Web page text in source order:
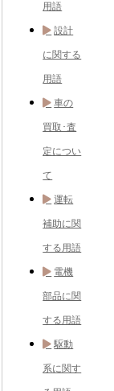
用語
設計
に関する
用語
車の
買取･査
定につい
て
運転
補助に関
する用語
電機
部品に関
する用語
駆動
系に関す